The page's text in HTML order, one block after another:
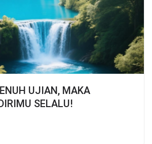
UJIAN, MAKA
SELALU!